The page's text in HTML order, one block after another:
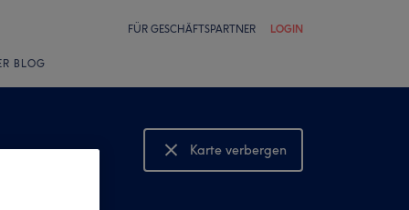
FÜR GESCHÄFTSPARTNER LOGIN
BLOG
Karte verbergen
Karte anzeigen